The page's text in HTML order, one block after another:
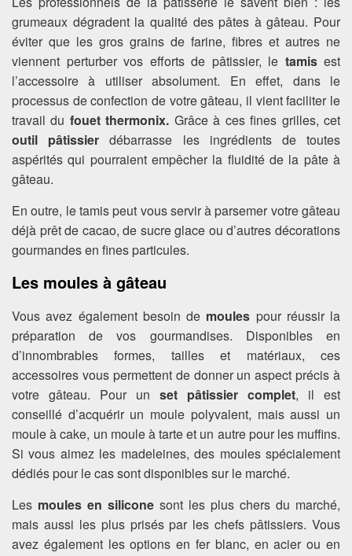
grumeaux dégradent la qualité des pâtes à gâteau. Pour
éviter que les gros grains de farine, fibres et autres ne
viennent perturber vos efforts de pâtissier, le tamisest
l’accessoire à utiliser absolument. En effet, dans le
processus de confection de votre gâteau, il vient faciliter le
travail du fouet thermonix. Grâce à ces fines grilles, cet
outil pâtissier débarrasse les ingrédients de toutes
aspérités qui pourraient empêcher la fluidité de la pâte à
gâteau.
En outre, le tamis peut vous servir à parsemer votre gâteau
déjà prêt de cacao, de sucre glace ou d’autres décorations
gourmandes en fines particules.
Les moules à gâteau
Vous avez également besoin de moules pour réussir la
préparation de vos gourmandises. Disponibles en
d’innombrables formes, tailles et matériaux, ces
accessoires vous permettent de donner un aspect précis à
votre gâteau. Pour un set pâtissier complet, il est
conseillé d’acquérir un moule polyvalent, mais aussi un
moule à cake, un moule à tarte et un autre pour les muffins.
Si vous aimez les madeleines, des moules spécialement
dédiés pour le cas sont disponibles sur le marché.
Les moules en silicone sont les plus chers du marché,
mais aussi les plus prisés par les chefs pâtissiers. Vous
avez également les options en fer blanc, en acier ou en